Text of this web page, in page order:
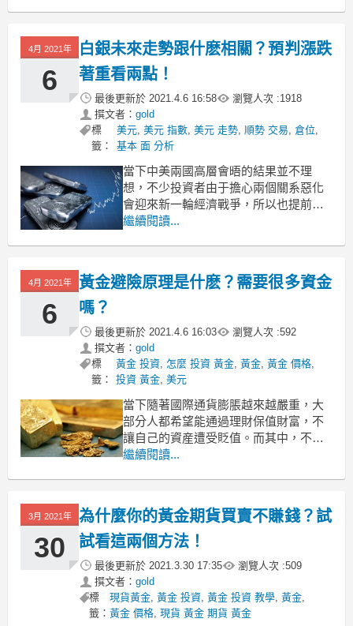
下最近市面上波動相對比較大的幾項投
資產品，看看哪一種更容易在下半年獲
得收益。
4月 2021年
6
白銀未來走勢跟什麽相關？預判漲跌
著重看兩點！
最後更新於 2021.4.6 16:58 瀏覽人次 :1918
撰文者： gold
標
籤：
美元,美元 指數,美元 走勢,順勢 交易,倉位,
基本 面 分析
當下中美兩國高層會晤的結果並不理
想，不少投資者由于擔心兩個關系惡化
會迎來新一輪經濟戰爭，所以也提前做
好投資貴金屬避險産品的準備。而除了
跟什麽因素相關？小編下面重點給大家
講兩個：
繼續閱讀...
4月 2021年
6
黃金避險原理是什麽？需要很多資金
嗎？
最後更新於 2021.4.6 16:03 瀏覽人次 :592
撰文者： gold
標
籤：
黃金 投資, 怎麼 投資 黃金, 黃金, 黃金 價格,
投資 黃金, 美元
當下隨著國際通貨膨脹越來越嚴重，大
部分人都希望能通過理財保值財富，不
讓自己的資産遭受貶值。而其中，不少
朋友便青睐于具備避險保值作用的黃金
就給大家解釋一下：
黃金避險原理是什麽？需要很多資金
嗎？
繼續閱讀...
3月 2021年
30
為什麼你的黃金期貨買賣不賺錢？試
試看這兩個方法！
最後更新於 2021.3.30 17:35 瀏覽人次 :509
撰文者： gold
標
籤：
現貨黃金,黃金 投資,黃金 投資 教學,黃金,
黃金 價格,現貨 黃金 期貨 黃金